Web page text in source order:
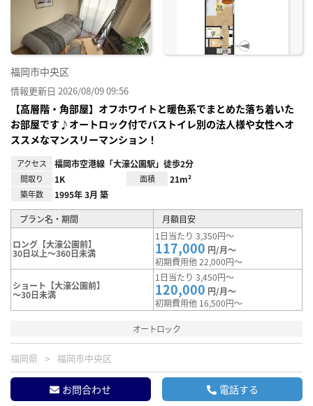
福岡市中央区
情報更新日 2026/08/09 09:56
【高層階・角部屋】オフホワイトと暖色系でまとめた落ち着いた
お部屋です♪オートロック付でバストイレ別の法人様や女性へオ
ススメなマンスリーマンション！
アクセス 福岡市空港線「大濠公園駅」徒歩2分
間取り 1K 面積 21m²
築年数 1995年 3月 築
プラン名・期間 月額目安
ロング【大濠公園前】
30日以上～360日未満
1日当たり 3,350円～
117,000 円/月～
初期費用他 22,000円～
ショート【大濠公園前】
～30日未満
1日当たり 3,450円～
120,000 円/月～
初期費用他 16,500円～
オートロック
福岡県 福岡市中央区
お問合わせ 電話する